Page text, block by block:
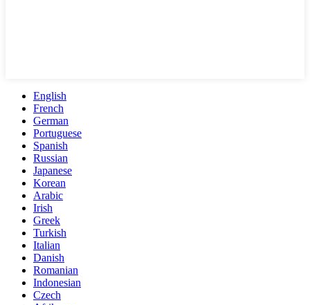
English
French
German
Portuguese
Spanish
Russian
Japanese
Korean
Arabic
Irish
Greek
Turkish
Italian
Danish
Romanian
Indonesian
Czech